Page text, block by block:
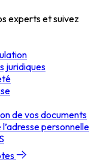
experts et suivez
juridiques
de vos documents
personnelle